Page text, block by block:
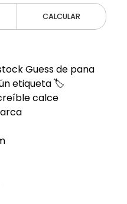
CALCULAR
Guess de pana
etiqueta 🏷️
calce